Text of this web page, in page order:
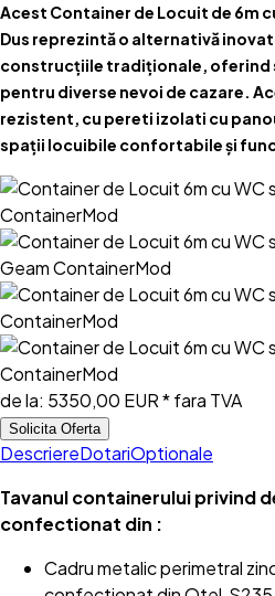
Acest Container de Locuit de 6m
Dus reprezintă o alternativă
construcțiile tradiționale, oferind
pentru diverse nevoi de cazare.
rezistent, cu pereti izolati cu
spații locuibile confortabile și
de la: 5350,00 EUR* fara TVA
Solicita Oferta
DescriereDotariOptionale
Tavanul containerului privind
confectionat din :
Cadru metalic perimetral